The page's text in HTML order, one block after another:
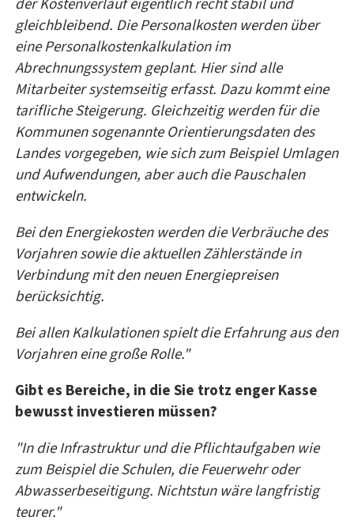
gleichbleibend. Die Personalkosten werden über
eine Personalkostenkalkulation im
Abrechnungssystem geplant. Hier sind alle
Mitarbeiter systemseitig erfasst. Dazu kommt eine
tarifliche Steigerung. Gleichzeitig werden für die
Kommunen sogenannte Orientierungsdaten des
Landes vorgegeben, wie sich zum Beispiel Umlagen
und Aufwendungen, aber auch die Pauschalen
entwickeln.
Bei den Energiekosten werden die Verbräuche des
Vorjahren sowie die aktuellen Zählerstände in
Verbindung mit den neuen Energiepreisen
berücksichtig.
Bei allen Kalkulationen spielt die Erfahrung aus den
Vorjahren eine große Rolle."
Gibt es Bereiche, in die Sie trotz enger Kasse
bewusst investieren müssen?
"In die Infrastruktur und die Pflichtaufgaben wie
zum Beispiel die Schulen, die Feuerwehr oder
Abwasserbeseitigung. Nichtstun wäre langfristig
teurer."